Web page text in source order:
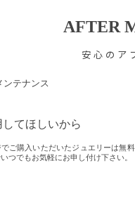
AFTER
安心のア
てほしいから
ご購入いただいたジュエリーは無
つでもお気軽にお申し付け下さい。